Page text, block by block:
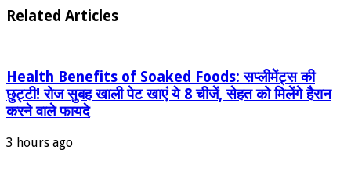
Related Articles
Health Benefits of Soaked Foods: सप्लीमेंट्स की
छुट्टी! रोज सुबह खाली पेट खाएं ये 8 चीजें, सेहत को मिलेंगे हैरान
करने वाले फायदे
3 hours ago